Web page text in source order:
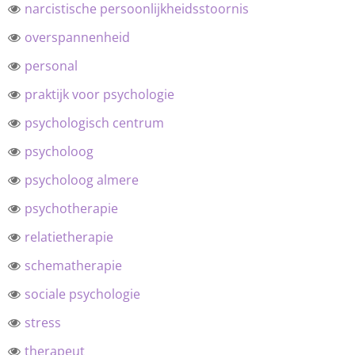
narcistische persoonlijkheidsstoornis
overspannenheid
personal
praktijk voor psychologie
psychologisch centrum
psycholoog
psycholoog almere
psychotherapie
relatietherapie
schematherapie
sociale psychologie
stress
therapeut